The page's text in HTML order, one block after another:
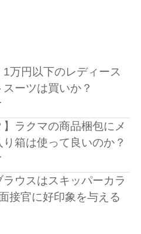
1万円以下のレディース
ーツは買いか？
】ラクマの商品梱包にメ
箱は使って良いのか？
ウスはスキッパーカラ
接官に好印象を与える